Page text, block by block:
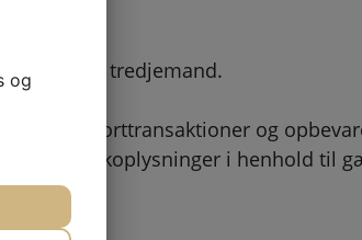
fra tredjemand.
af online korttransaktioner og
og bankoplysninger i henhold til
og